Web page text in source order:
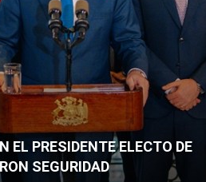
EL PRESIDENTE ELECTO DE
SEGURIDAD